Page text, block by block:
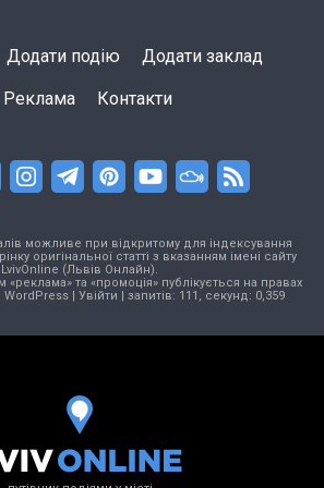
Додати подію Додати заклад
Реклама Контакти
можливе при відкритому для індексування
оригінальної статті з вказанням імені сайту
LvivOnline (Львів Онлайн).
«реклама» та «промоція» публікується на правах
WordPress| Увійти | запитів: 111, секунд: 0,359